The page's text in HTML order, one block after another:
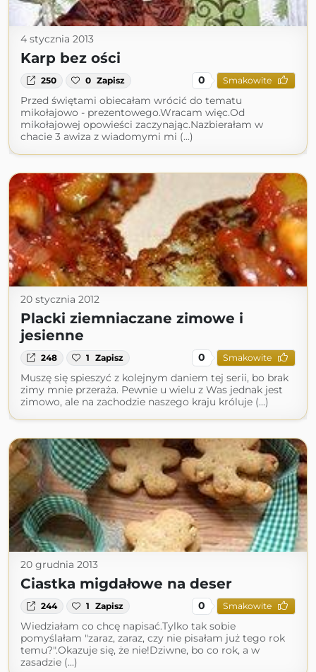
4 stycznia 2013
Karp bez ości
250 0 Zapisz 0 Smakowite
Przed świętami obiecałam wrócić do tematu
mikołajowo - prezentowego.Wracam więc.Od
mikołajowej opowieści zaczynając.Nazbierałam w
chacie 3 awiza z wiadomymi mi (...)
20 stycznia 2012
Placki ziemniaczane zimowe i
jesienne
248 1 Zapisz 0 Smakowite
Muszę się spieszyć z kolejnym daniem tej serii, bo brak
zimy mnie przeraża. Pewnie u wielu z Was jednak jest
zimowo, ale na zachodzie naszego kraju króluje (...)
20 grudnia 2013
Ciastka migdałowe na deser
244 1 Zapisz 0 Smakowite
Wiedziałam co chcę napisać.Tylko tak sobie
pomyślałam "zaraz, zaraz, czy nie pisałam już tego rok
temu?".Okazuje się, że nie!Dziwne, bo co rok, a w
zasadzie (...)